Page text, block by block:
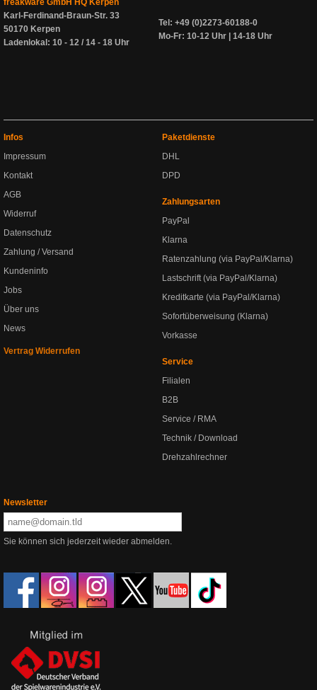
freakware GmbH HQ Kerpen
Karl-Ferdinand-Braun-Str. 33
50170 Kerpen
Ladenlokal: 10 - 12 / 14 - 18 Uhr
Tel: +49 (0)2273-60188-0
Mo-Fr: 10-12 Uhr | 14-18 Uhr
Infos
Impressum
Kontakt
AGB
Widerruf
Datenschutz
Zahlung / Versand
Kundeninfo
Jobs
Über uns
News
Vertrag Widerrufen
Paketdienste
DHL
DPD
Zahlungsarten
PayPal
Klarna
Ratenzahlung (via PayPal/Klarna)
Lastschrift (via PayPal/Klarna)
Kreditkarte (via PayPal/Klarna)
Sofortüberweisung (Klarna)
Vorkasse
Service
Filialen
B2B
Service / RMA
Technik / Download
Drehzahlrechner
Newsletter
Sie können sich jederzeit wieder abmelden.